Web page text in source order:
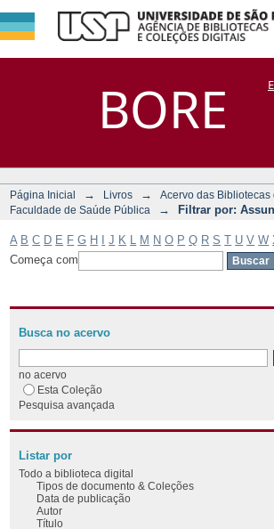
BORE
Filtrar
Assunto
DSpace/Manakin +
Página Inicial → Livros → Acervo das Bibliotecas
Faculdade de Saúde Pública
→ Filtrar por:
A B C D E F G H J K M N O P Q R S T U V W
Começa com
Busca no acervo
no acervo
Esta Coleção
Pesquisa avançada
Listar por
Todo a biblioteca digital
Tipos de documento & Coleções
Data de publicação
Autor
Título